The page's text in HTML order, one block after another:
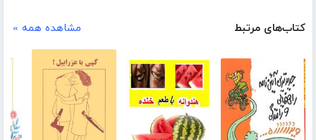
کتاب‌های مرتبط مشاهده همه »